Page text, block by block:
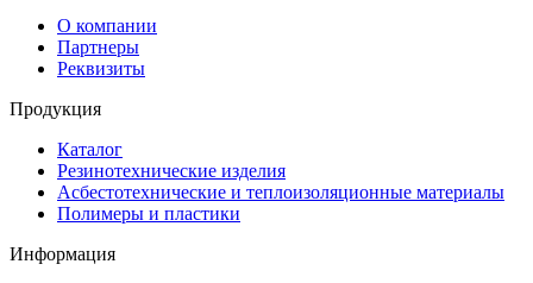
О компании
Партнеры
Реквизиты
Продукция
Каталог
Резинотехнические изделия
Асбестотехнические и теплоизоляционные материалы
Полимеры и пластики
Информация